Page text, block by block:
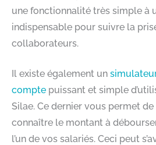
une fonctionnalité très simple à
indispensable pour suivre la
collaborateurs.
Il existe également un
compte puissant et simple
Silae. Ce dernier vous permet
connaître le montant à
l’un de vos salariés. Ceci peut